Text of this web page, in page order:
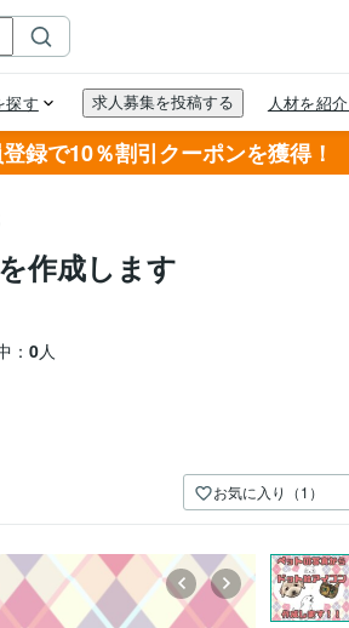
録で10％割引クーポンを獲得！
作成します
： 0人
お気に入り（1）